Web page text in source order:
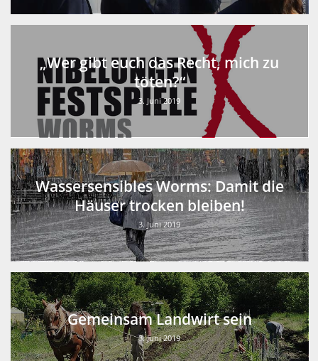
„Wer gibt euch das Recht, mich zu
töten?“
3. Juni 2019
Wassersensibles Worms: Damit die
Häuser trocken bleiben!
3. Juni 2019
Gemeinsam Landwirt sein
3. Juni 2019